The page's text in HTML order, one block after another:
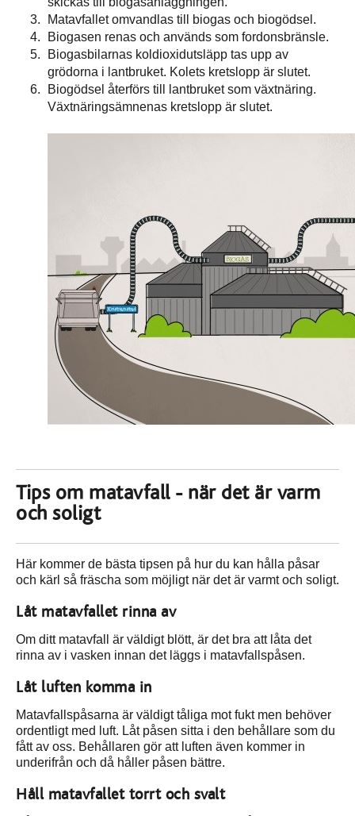
Matavfallet omvandlas till biogas och biogödsel.
Biogasen renas och används som fordonsbränsle.
Biogasbilarnas koldioxidutsläpp tas upp av
grödorna i lantbruket. Kolets kretslopp är slutet.
Biogödsel återförs till lantbruket som växtnäring.
Växtnäringsämnenas kretslopp är slutet.
Tips om matavfall - när det är varm
och soligt
Här kommer de bästa tipsen på hur du kan hålla påsar
och kärl så fräscha som möjligt när det är varmt och soligt.
Låt matavfallet rinna av
Om ditt matavfall är väldigt blött, är det bra att låta det
rinna av i vasken innan det läggs i matavfallspåsen.
Låt luften komma in
Matavfallspåsarna är väldigt tåliga mot fukt men behöver
ordentligt med luft. Låt påsen sitta i den behållare som du
fått av oss. Behållaren gör att luften även kommer in
underifrån och då håller påsen bättre.
Håll matavfallet torrt och svalt